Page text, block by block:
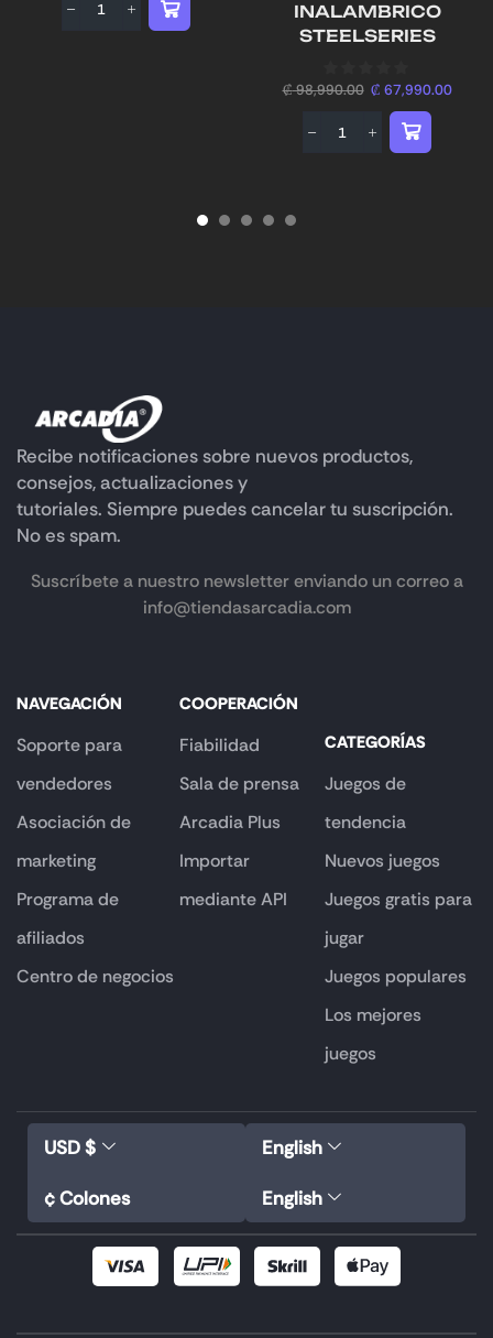
INALAMBRICO
STEELSERIES
₡98,990.00 ₡ 67,990.00
Recibe notificaciones sobre nuevos productos,
consejos, actualizaciones y
tutoriales. Siempre puedes cancelar tu suscripción.
No es spam.
Suscríbete a nuestro newsletter enviando un correo a
info@tiendasarcadia.com
NAVEGACIÓN
Soporte para
vendedores
Asociación de
marketing
Programa de
afiliados
Centro de negocios
COOPERACIÓN
Fiabilidad
Sala de prensa
Arcadia Plus
Importar
mediante API
CATEGORÍAS
Juegos de
tendencia
Nuevos juegos
Juegos gratis para
jugar
Juegos populares
Los mejores
juegos
USD $
¢ Colones
English
English